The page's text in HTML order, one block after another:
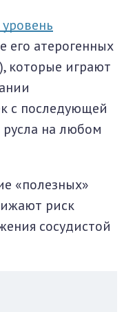
его атерогенных
которые играют
с последующей
русла на любом
«полезных»
риск
сосудистой